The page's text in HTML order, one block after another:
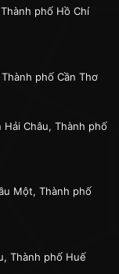
phố Hồ Chí
phố Cần Thơ
Hải Châu, Thành phố
Một, Thành phố
Thành phố Huế